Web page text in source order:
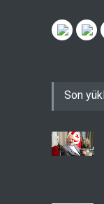
Son